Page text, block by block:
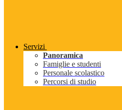
Servizi
Panoramica
Famiglie e studenti
Personale scolastico
Percorsi di studio